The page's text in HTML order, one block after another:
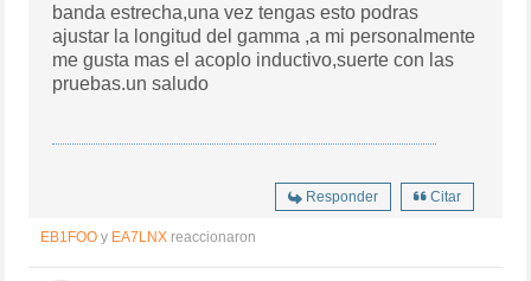
banda estrecha,una vez tengas esto podras
ajustar la longitud del gamma ,a mi personalmente
me gusta mas el acoplo inductivo,suerte con las
pruebas.un saludo
Responder Citar
EB1FOO y EA7LNX reaccionaron